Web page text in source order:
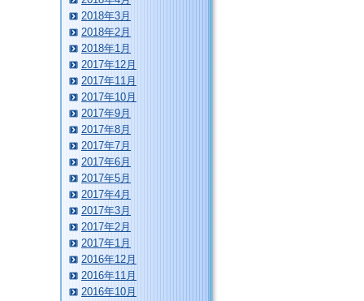
2018年3月
2018年2月
2018年1月
2017年12月
2017年11月
2017年10月
2017年9月
2017年8月
2017年7月
2017年6月
2017年5月
2017年4月
2017年3月
2017年2月
2017年1月
2016年12月
2016年11月
2016年10月